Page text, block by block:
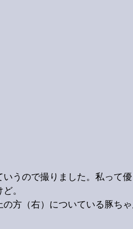
うので撮りました。私って
。
方（右）についている豚ちゃ